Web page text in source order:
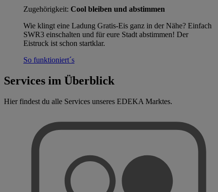
Zugehörigkeit: Cool bleiben und abstimmen
Wie klingt eine Ladung Gratis-Eis ganz in der Nähe? Einfach
SWR3 einschalten und für eure Stadt abstimmen! Der
Eistruck ist schon startklar.
So funktioniert´s
Services im Überblick
Hier findest du alle Services unseres EDEKA Marktes.